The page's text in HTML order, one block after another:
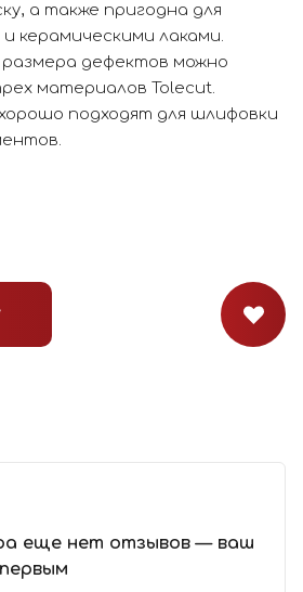
а также пригодна для
керамическими лаками.
дефектов можно
материалов Tolecut.
подходят для шлифовки
еще нет отзывов — ваш